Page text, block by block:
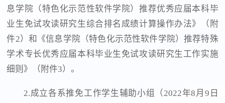
息学院（特色化示范性软件学院）推荐优秀应届本科毕
业生免试攻读研究生综合排名成绩计算操作办法》（附
件2）和《信息学院（特色化示范性软件学院）推荐特殊
学术专长优秀应届本科毕业生免试攻读研究生工作实施
细则》（附件3）。
2.成立各系推免工作学生辅助小组（2022年8月9日